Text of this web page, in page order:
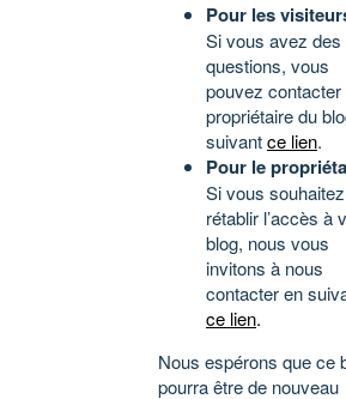
Pour les
Si vous avez des
questions, vous
pouvez contacter
propriétaire du
suivantce lien.
Pour le
Si vous souhaitez
rétablir l’accès à
blog, nous vous
invitons à nous
contacter en
ce lien.
Nous espérons que ce
pourra être de nouveau